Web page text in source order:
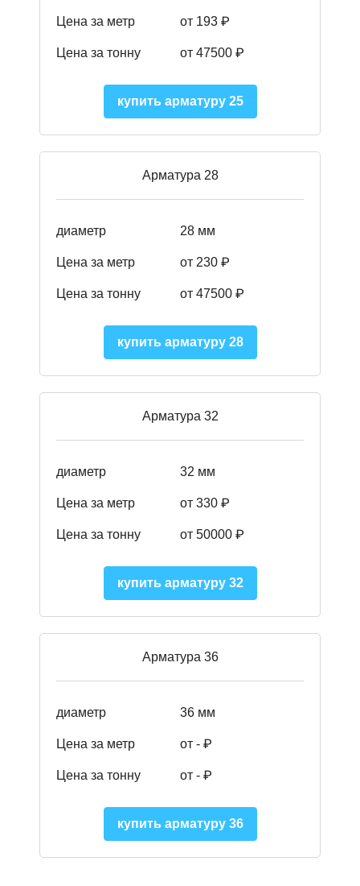
Цена за метр от 193 ₽
Цена за тонну от 47500 ₽
купить арматуру 25
Арматура 28
диаметр 28 мм
Цена за метр от 230 ₽
Цена за тонну от 47500 ₽
купить арматуру 28
Арматура 32
диаметр 32 мм
Цена за метр от 330 ₽
Цена за тонну от 50000 ₽
купить арматуру 32
Арматура 36
диаметр 36 мм
Цена за метр от - ₽
Цена за тонну от - ₽
купить арматуру 36